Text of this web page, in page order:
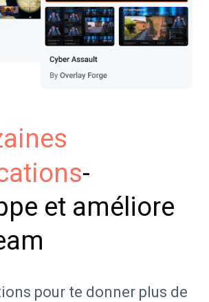
-
et améliore
pour te donner plus de